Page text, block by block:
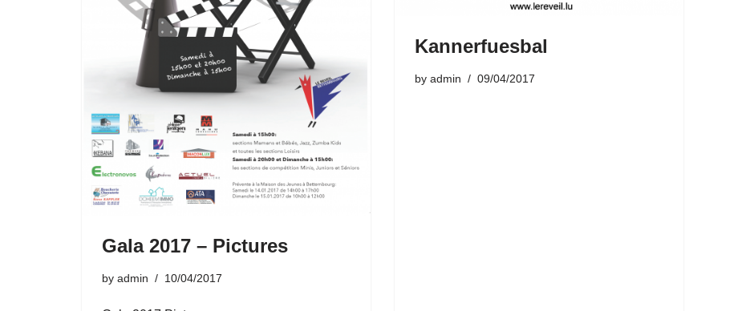
Gala 2017 – Pictures
by admin 10/04/2017
Kannerfuesbal
by admin 09/04/2017